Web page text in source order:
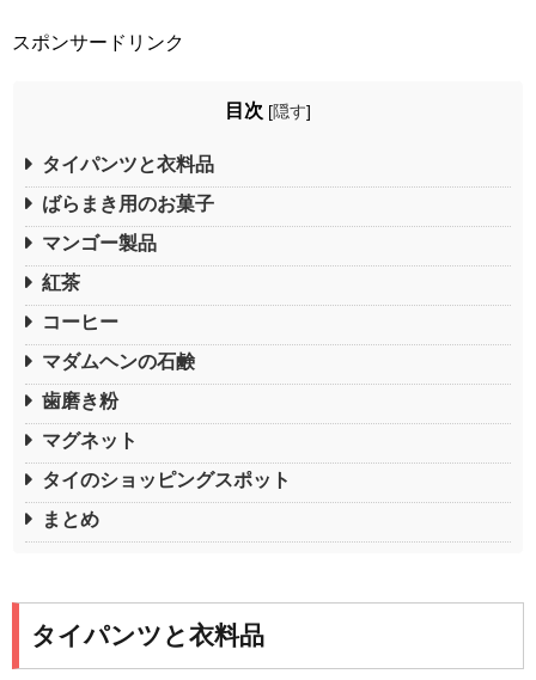
スポンサードリンク
目次 [隠す]
タイパンツと衣料品
ばらまき用のお菓子
マンゴー製品
紅茶
コーヒー
マダムヘンの石鹸
歯磨き粉
マグネット
タイのショッピングスポット
まとめ
タイパンツと衣料品